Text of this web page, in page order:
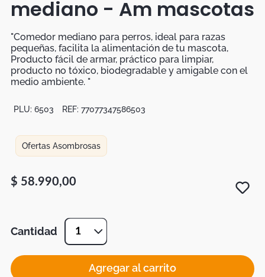
mediano - Am mascotas
"Comedor mediano para perros, ideal para razas
pequeñas, facilita la alimentación de tu mascota,
Producto fácil de armar, práctico para limpiar,
producto no tóxico, biodegradable y amigable con el
medio ambiente. "
PLU: 6503 REF: 77077347586503
Ofertas Asombrosas
$ 58.990,00
Cantidad 1
Agregar al carrito